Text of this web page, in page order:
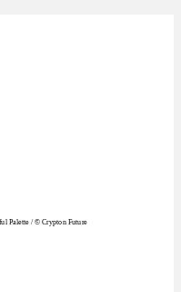
Palette / © Crypton Future